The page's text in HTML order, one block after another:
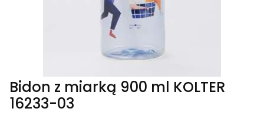
Bidon z miarką 900 ml KOLTER
16233-03